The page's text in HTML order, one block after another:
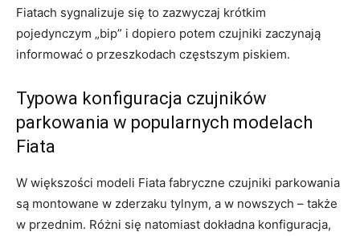
Fiatach sygnalizuje się to zazwyczaj krótkim
pojedynczym „bip” i dopiero potem czujniki zaczynają
informować o przeszkodach częstszym piskiem.
Typowa konfiguracja czujników
parkowania w popularnych modelach
Fiata
W większości modeli Fiata fabryczne czujniki parkowania
są montowane w zderzaku tylnym, a w nowszych – także
w przednim. Różni się natomiast dokładna konfiguracja,